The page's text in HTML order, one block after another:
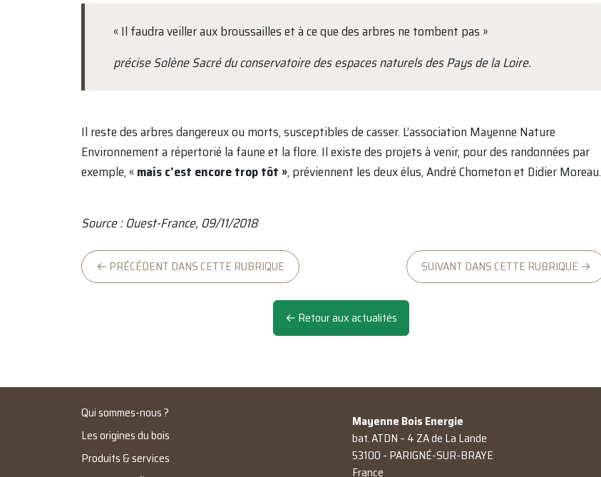
« Il faudra veiller aux broussailles et à ce que des arbres ne tombent pas »
précise Solène Sacré du conservatoire des espaces naturels des Pays de la Loire.
Il reste des arbres dangereux ou morts, susceptibles de casser. L’association Mayenne Nature
Environnement a répertorié la faune et la flore. Il existe des projets à venir, pour des randonnées par
exemple, «mais c’est encore trop tôt », préviennent les deux élus, André Chometon et Didier Moreau.
Source : Ouest-France, 09/11/2018
← PRÉCÉDENT DANS CETTE RUBRIQUE SUIVANT DANS CETTE RUBRIQUE →
← Retour aux actualités
Qui sommes-nous ?
Les origines du bois
Produits & services
Mayenne Bois Energie
bat. ATDN – 4 ZA de La Lande
53100 - PARIGNÉ-SUR-BRAYE
France